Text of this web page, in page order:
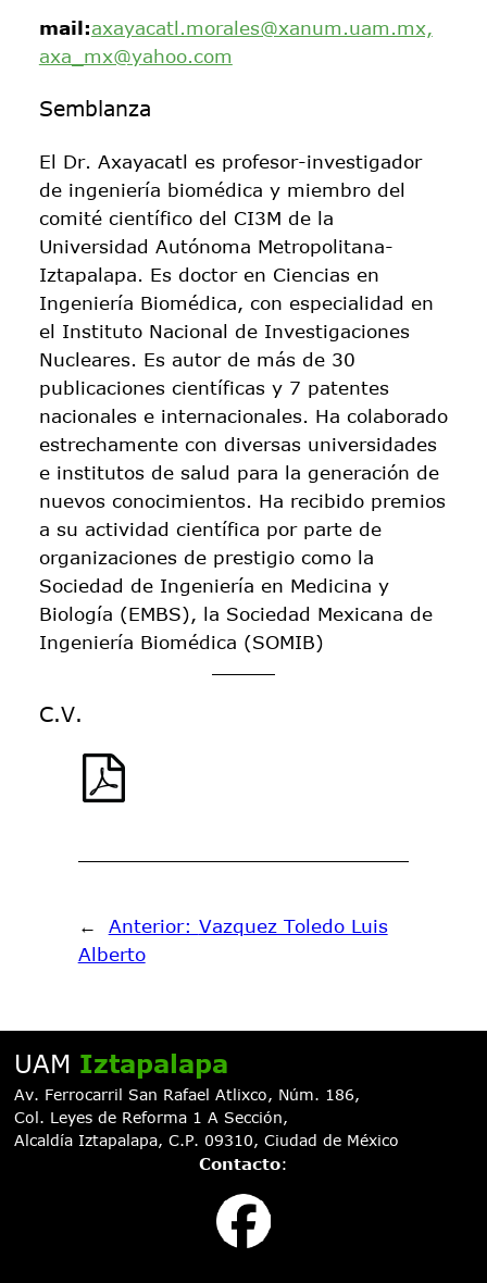
mail:axayacatl.morales@xanum.uam.mx,
axa_mx@yahoo.com
Semblanza
El Dr. Axayacatl es profesor-investigador
de ingeniería biomédica y miembro del
comité científico del CI3M de la
Universidad Autónoma Metropolitana-
Iztapalapa. Es doctor en Ciencias en
Ingeniería Biomédica, con especialidad en
el Instituto Nacional de Investigaciones
Nucleares. Es autor de más de 30
publicaciones científicas y 7 patentes
nacionales e internacionales. Ha colaborado
estrechamente con diversas universidades
e institutos de salud para la generación de
nuevos conocimientos. Ha recibido premios
a su actividad científica por parte de
organizaciones de prestigio como la
Sociedad de Ingeniería en Medicina y
Biología (EMBS), la Sociedad Mexicana de
Ingeniería Biomédica (SOMIB)
C.V.
← Anterior: Vazquez Toledo Luis
Alberto
UAM Iztapalapa
Av. Ferrocarril San Rafael Atlixco, Núm. 186,
Col. Leyes de Reforma 1 A Sección,
Alcaldía Iztapalapa, C.P. 09310, Ciudad de México
Contacto: